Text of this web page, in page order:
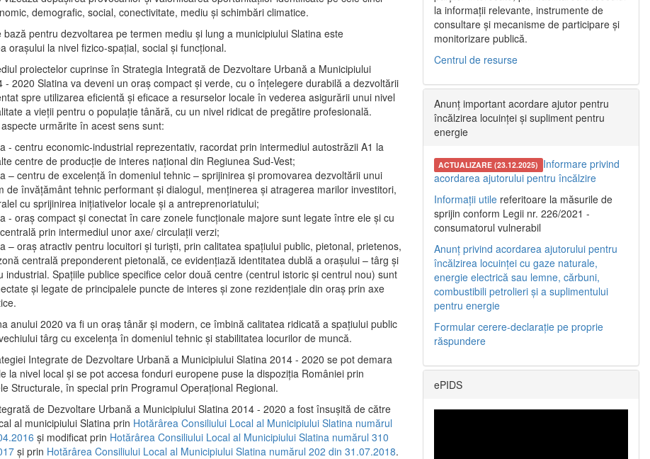
demografic, social, conectivitate, mediu şi schimbări climatice.
bază pentru dezvoltarea pe termen mediu şi lung a municipiului Slatina este
oraşului la nivel fizico-spaţial, social şi funcţional.
proiectelor cuprinse în Strategia Integrată de Dezvoltare Urbană a Municipiului
- 2020 Slatina va deveni un oraş compact şi verde, cu o înţelegere durabilă a dezvoltării
spre utilizarea eficientă şi eficace a resurselor locale în vederea asigurării unui nivel
a vieţii pentru o populaţie tânără, cu un nivel ridicat de pregătire profesională.
urmărite în acest sens sunt:
- centru economic-industrial reprezentativ, racordat prin intermediul autostrăzii A1 la
centre de producţie de interes naţional din Regiunea Sud-Vest;
– centru de excelenţă în domeniul tehnic – sprijinirea şi promovarea dezvoltării unui
de învăţământ tehnic performant şi dialogul, menţinerea şi atragerea marilor investitori,
cu sprijinirea iniţiativelor locale şi a antreprenoriatului;
- oraş compact şi conectat în care zonele funcţionale majore sunt legate între ele şi cu
prin intermediul unor axe/ circulații verzi;
– oraş atractiv pentru locuitori şi turişti, prin calitatea spaţiului public, pietonal, prietenos,
centrală preponderent pietonală, ce evidenţiază identitatea dublă a oraşului – târg şi
industrial. Spaţiile publice specifice celor două centre (centrul istoric şi centrul nou) sunt
şi legate de principalele puncte de interes şi zone rezidenţiale din oraş prin axe
anului 2020 va fi un oraş tânăr şi modern, ce îmbină calitatea ridicată a spaţiului public
târg cu excelenţa în domeniul tehnic şi stabilitatea locurilor de muncă.
Integrate de Dezvoltare Urbană a Municipiului Slatina 2014 - 2020 se pot demara
la nivel local şi se pot accesa fonduri europene puse la dispoziţia României prin
Structurale, în special prin Programul Operațional Regional.
de Dezvoltare Urbană a Municipiului Slatina 2014 - 2020 a fost însuşită de către
al municipiului Slatina prin Hotărârea Consiliului Local al Municipiului Slatina numărul
și modificat prin Hotărârea Consiliului Local al Municipiului Slatina numărul 310
și prin Hotărârea Consiliului Local al Municipiului Slatina numărul 202 din 31.07.2018.
la informații relevante, instrumente de
consultare și mecanisme de participare și
monitorizare publică.
Centrul de resurse
Anunț important acordare ajutor pentru
încălzirea locuinței și supliment pentru
energie
ACTUALIZARE (23.12.2025) Informare privind
acordarea ajutorului pentru încălzire
Informații utile referitoare la măsurile de
sprijin conform Legii nr. 226/2021 -
consumatorul vulnerabil
Anunț privind acordarea ajutorului pentru
încălzirea locuinței cu gaze naturale,
energie electrică sau lemne, cărbuni,
combustibili petrolieri și a suplimentului
pentru energie
Formular cerere-declarație pe proprie
răspundere
ePIDS